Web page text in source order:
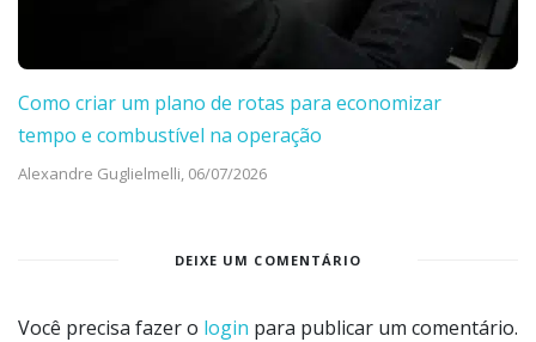
Como criar um plano de rotas para economizar
tempo e combustível na operação
Alexandre Guglielmelli, 06/07/2026
DEIXE UM COMENTÁRIO
Você precisa fazer o login para publicar um comentário.